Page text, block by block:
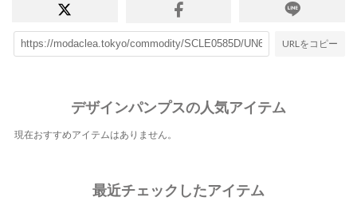
URLをコピー
デザインパンプスの人気アイテム
現在おすすめアイテムはありません。
最近チェックしたアイテム